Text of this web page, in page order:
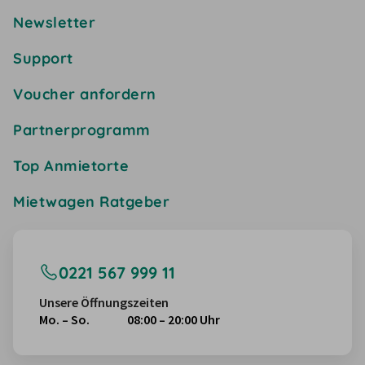
Newsletter
Support
Voucher anfordern
Partnerprogramm
Top Anmietorte
Mietwagen Ratgeber
0221 567 999 11
Unsere Öffnungszeiten
Mo. – So.
08:00 – 20:00 Uhr